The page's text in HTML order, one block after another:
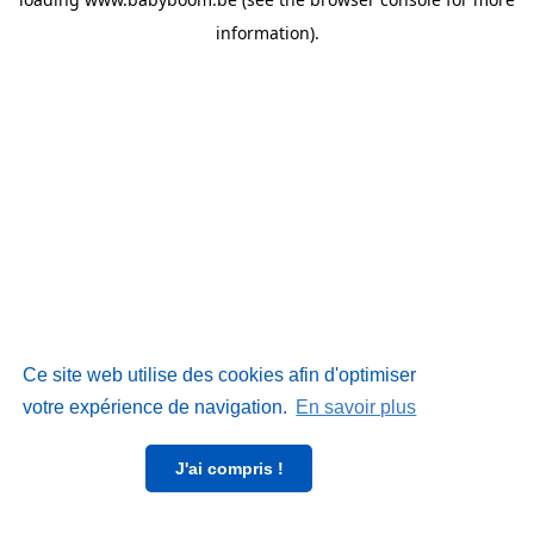
Ce site web utilise des cookies afin d'optimiser
votre expérience de navigation. En savoir plus
J'ai compris !
information).